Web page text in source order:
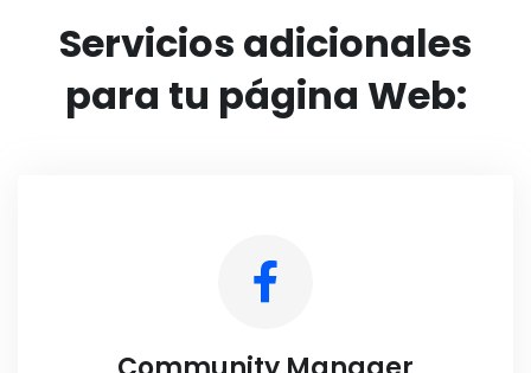
Servicios adicionales
para tu página Web: